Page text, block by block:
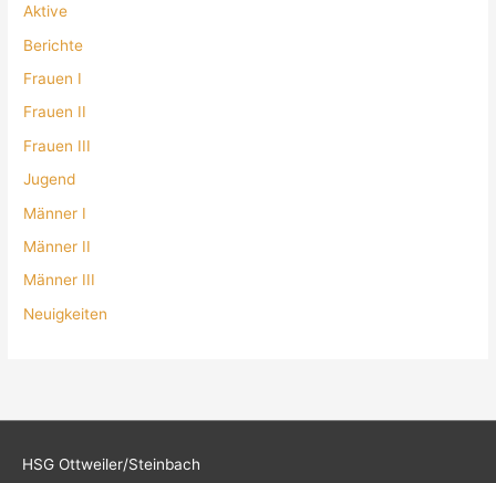
Aktive
Berichte
Frauen I
Frauen II
Frauen III
Jugend
Männer I
Männer II
Männer III
Neuigkeiten
HSG Ottweiler/Steinbach